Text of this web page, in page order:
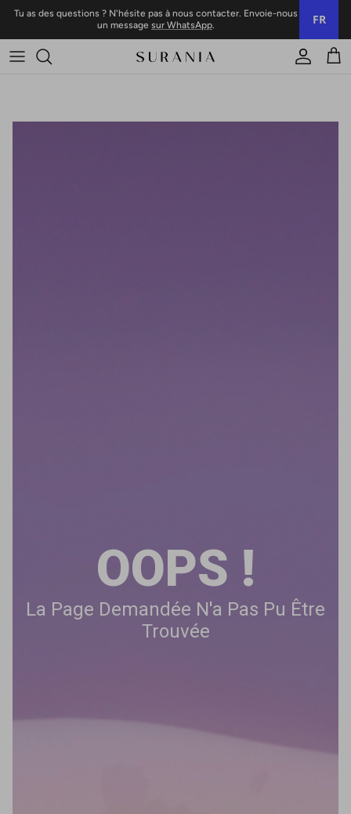
Skip to content
Tu as des questions ? N'hésite pas à nous contacter. Envoie-nous
un message sur WhatsApp. FR
Compte
OOPS !
La Page Demandée N'a Pas Pu Être
Trouvée